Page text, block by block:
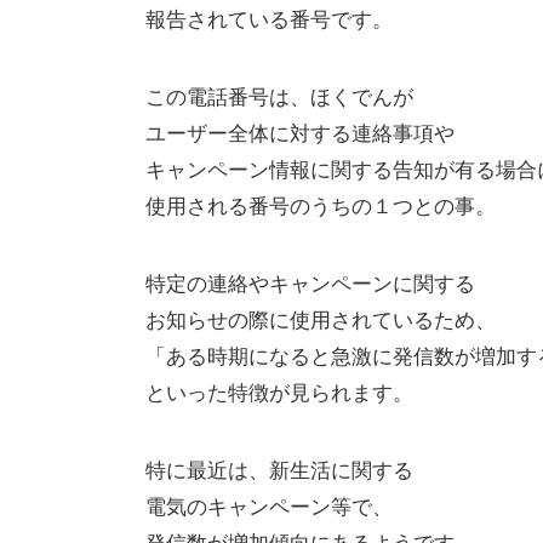
報告されている番号です。
この電話番号は、ほくでんが
ユーザー全体に対する連絡事項や
キャンペーン情報に関する告知が有る場合
使用される番号のうちの１つとの事。
特定の連絡やキャンペーンに関する
お知らせの際に使用されているため、
「ある時期になると急激に発信数が増加
といった特徴が見られます。
特に最近は、新生活に関する
電気のキャンペーン等で、